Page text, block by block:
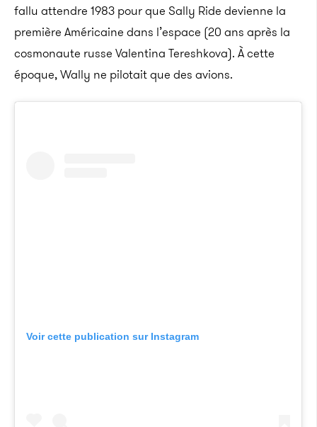
fallu attendre 1983 pour que Sally Ride devienne la
première Américaine dans l’espace (20 ans après la
cosmonaute russe Valentina Tereshkova). À cette
époque, Wally ne pilotait que des avions.
Voir cette publication sur Instagram